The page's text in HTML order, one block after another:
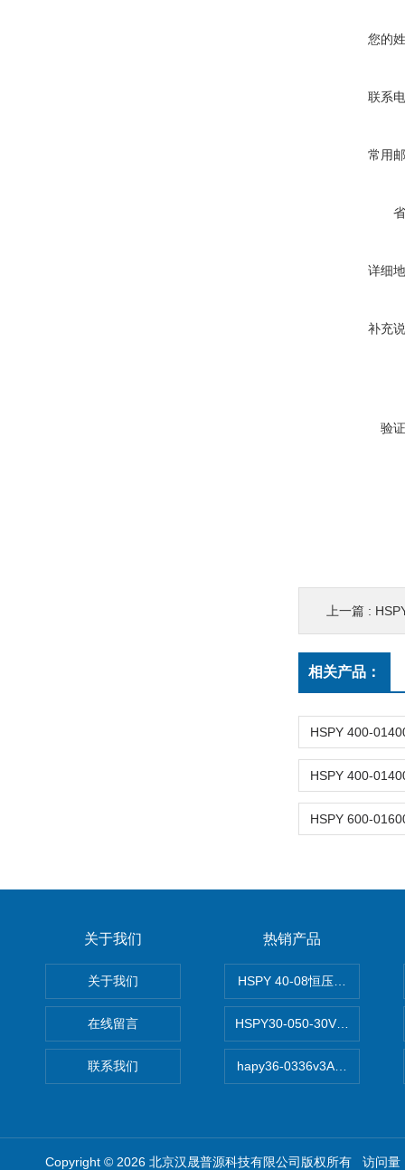
您的
联系
常用
详细
补充
验
上一篇 :
相关产品：
关于我们
关于我们
在线留言
联系我们
热销产品
HSPY 40-08恒压恒流恒功率
HSPY30-050-30V/-05A可调
hapy36-0336v3A高精度小型
Copyright © 2026 北京汉晟普源科技有限公司版权所有 访问量